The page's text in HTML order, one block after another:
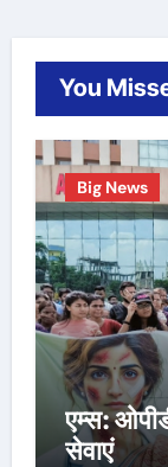
You
Big News
एम्स:
सेवाएं